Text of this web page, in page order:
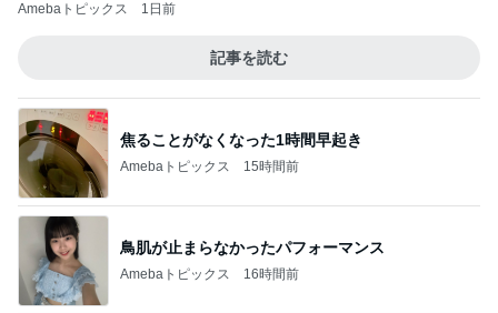
Amebaトピックス 1日前
記事を読む
焦ることがなくなった1時間早起き
Amebaトピックス 15時間前
鳥肌が止まらなかったパフォーマンス
Amebaトピックス 16時間前